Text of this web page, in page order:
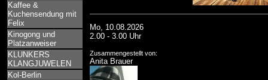
Kaffee &
Kuchensendung mit
Felix
Kinogong und
Platzanweiser
KLUNKERS
KLANGJUWELEN
Kol-Berlin
Mo, 10.08.2026
2.00 - 3.00 Uhr
Zusammengestellt von:
Anita Brauer